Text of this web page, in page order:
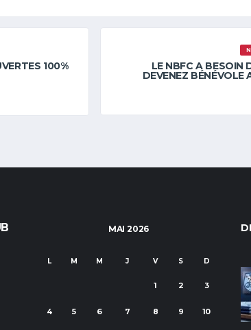
100%
LE NBFC A BESOIN
DEVENEZ BÉNÉVOLE
MAI 2026
L M M J V S D
1 2 3
4 5 6 7 8 9 10